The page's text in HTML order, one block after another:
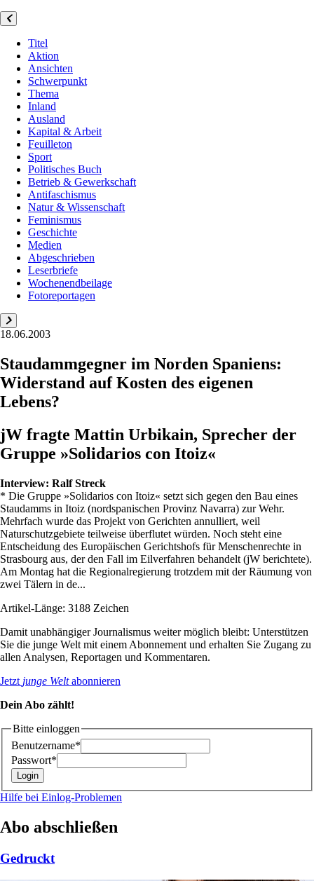
Titel
Aktion
Ansichten
Schwerpunkt
Thema
Inland
Ausland
Kapital & Arbeit
Feuilleton
Sport
Politisches Buch
Betrieb & Gewerkschaft
Antifaschismus
Natur & Wissenschaft
Feminismus
Geschichte
Medien
Abgeschrieben
Leserbriefe
Wochenendbeilage
Fotoreportagen
18.06.2003
Staudammgegner im Norden Spaniens:
Widerstand auf Kosten des eigenen
Lebens?
jW fragte Mattin Urbikain, Sprecher der
Gruppe »Solidarios con Itoiz«
Interview: Ralf Streck
* Die Gruppe »Solidarios con Itoiz« setzt sich gegen den Bau eines
Staudamms in Itoiz (nordspanischen Provinz Navarra) zur Wehr.
Mehrfach wurde das Projekt von Gerichten annulliert, weil
Naturschutzgebiete teilweise überflutet würden. Noch steht eine
Entscheidung des Europäischen Gerichtshofs für Menschenrechte in
Strasbourg aus, der den Fall im Eilverfahren behandelt (jW berichtete).
Am Montag hat die Regionalregierung trotzdem mit der Räumung von
zwei Tälern in de...
Artikel-Länge: 3188 Zeichen
Damit unabhängiger Journalismus weiter möglich bleibt: Unterstützen
Sie die junge Welt mit einem Abonnement und erhalten Sie Zugang zu
allen Analysen, Reportagen und Kommentaren.
Jetzt junge Weltabonnieren
Dein Abo zählt!
Bitte einloggen
Benutzername*
Passwort*
Hilfe bei Einlog-Problemen
Abo abschließen
Gedruckt